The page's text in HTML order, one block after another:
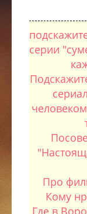
серии
Про
Кому
Где в